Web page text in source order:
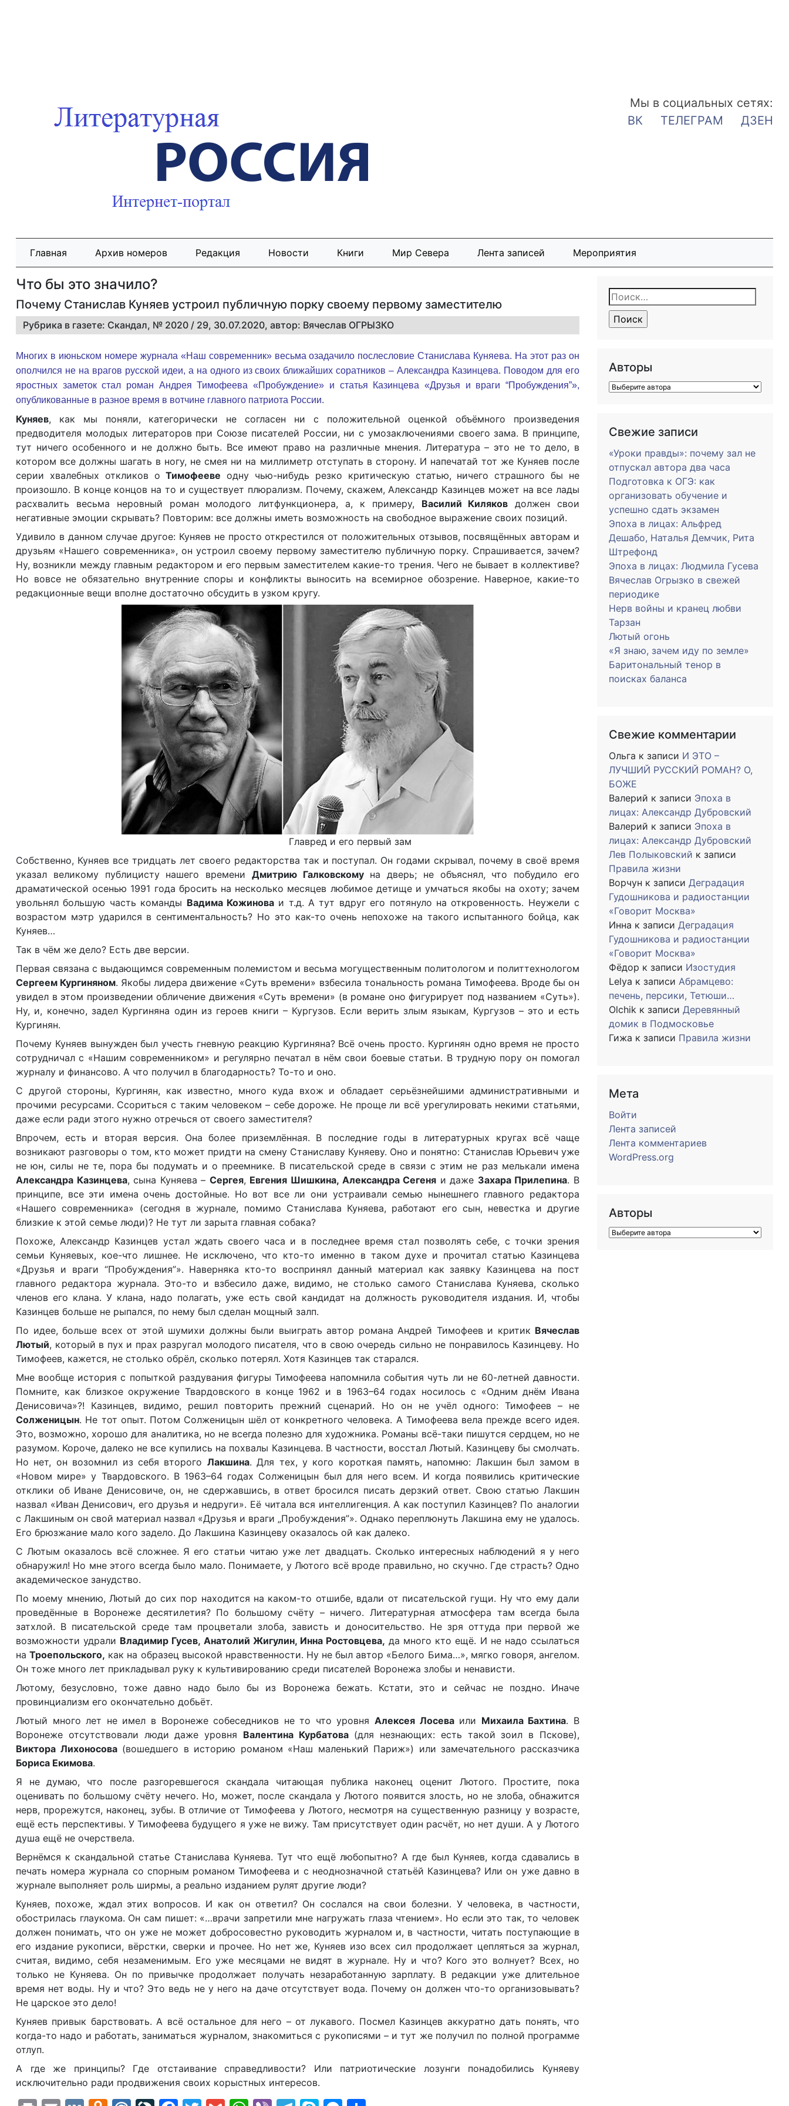
Мы в социальных сетях:
ВК
ТЕЛЕГРАМ ДЗЕН
Главная Архив номеров Редакция Новости Книги Мир Севера Лента записей Мероприятия
Что бы это значило?
Почему Станислав Куняев устроил публичную порку своему первому заместителю
Рубрика в газете: Скандал, № 2020 / 29, 30.07.2020, автор: Вячеслав ОГРЫЗКО
Многих в июньском номере журнала «Наш современник» весьма озадачило послесловие Станислава Куняева. На этот раз он
ополчился не на врагов русской идеи, а на одного из своих ближайших соратников – Александра Казинцева. Поводом для его
яростных заметок стал роман Андрея Тимофеева «Пробуждение» и статья Казинцева «Друзья и враги “Пробуждения”»,
опубликованные в разное время в вотчине главного патриота России.
Куняев, как мы поняли, категорически не согласен ни с положительной оценкой объёмного произведения
предводителя молодых литераторов при Союзе писателей России, ни с умозаключениями своего зама. В принципе,
тут ничего особенного и не должно быть. Все имеют право на различные мнения. Литература – это не то дело, в
котором все должны шагать в ногу, не смея ни на миллиметр отступать в сторону. И напечатай тот же Куняев после
серии хвалебных откликов оТимофееве одну чью-нибудь резко критическую статью, ничего страшного бы не
произошло. В конце концов на то и существует плюрализм. Почему, скажем, Александр Казинцев может на все лады
расхвалить весьма неровный роман молодого литфункционера, а, к примеру, Василий Киляков должен свои
негативные эмоции скрывать? Повторим: все должны иметь возможность на свободное выражение своих позиций.
Удивило в данном случае другое: Куняев не просто открестился от положительных отзывов, посвящённых авторам и
друзьям «Нашего современника», он устроил своему первому заместителю публичную порку. Спрашивается, зачем?
Ну, возникли между главным редактором и его первым заместителем какие-то трения. Чего не бывает в коллективе?
Но вовсе не обязательно внутренние споры и конфликты выносить на всемирное обозрение. Наверное, какие-то
редакционные вещи вполне достаточно обсудить в узком кругу.
Главред и его первый зам
Собственно, Куняев все тридцать лет своего редакторства так и поступал. Он годами скрывал, почему в своё время
указал великому публицисту нашего времени Дмитрию Галковскомуна дверь; не объяснял, что побудило его
драматической осенью 1991 года бросить на несколько месяцев любимое детище и умчаться якобы на охоту; зачем
увольнял большую часть команды Вадима Кожиноваи т.д. А тут вдруг его потянуло на откровенность. Неужели с
возрастом мэтр ударился в сентиментальность? Но это как-то очень непохоже на такого испытанного бойца, как
Куняев…
Так в чём же дело? Есть две версии.
Первая связана с выдающимся современным полемистом и весьма могущественным политологом и политтехнологом
Сергеем Кургиняном. Якобы лидера движение «Суть времени» взбесила тональность романа Тимофеева. Вроде бы он
увидел в этом произведении обличение движения «Суть времени» (в романе оно фигурирует под названием «Суть»).
Ну, и, конечно, задел Кургиняна один из героев книги – Кургузов. Если верить злым языкам, Кургузов – это и есть
Кургинян.
Почему Куняев вынужден был учесть гневную реакцию Кургиняна? Всё очень просто. Кургинян одно время не просто
сотрудничал с «Нашим современником» и регулярно печатал в нём свои боевые статьи. В трудную пору он помогал
журналу и финансово. А что получил в благодарность? То-то и оно.
С другой стороны, Кургинян, как известно, много куда вхож и обладает серьёзнейшими административными и
прочими ресурсами. Ссориться с таким человеком – себе дороже. Не проще ли всё урегулировать некими статьями,
даже если ради этого нужно отречься от своего заместителя?
Впрочем, есть и вторая версия. Она более приземлённая. В последние годы в литературных кругах всё чаще
возникают разговоры о том, кто может придти на смену Станиславу Куняеву. Оно и понятно: Станислав Юрьевич уже
не юн, силы не те, пора бы подумать и о преемнике. В писательской среде в связи с этим не раз мелькали имена
Александра Казинцева, сына Куняева – Сергея, Евгения Шишкина, Александра Сегеня и даже Захара Прилепина. В
принципе, все эти имена очень достойные. Но вот все ли они устраивали семью нынешнего главного редактора
«Нашего современника» (сегодня в журнале, помимо Станислава Куняева, работают его сын, невестка и другие
близкие к этой семье люди)? Не тут ли зарыта главная собака?
Похоже, Александр Казинцев устал ждать своего часа и в последнее время стал позволять себе, с точки зрения
семьи Куняевых, кое-что лишнее. Не исключено, что кто-то именно в таком духе и прочитал статью Казинцева
«Друзья и враги “Пробуждения”». Наверняка кто-то воспринял данный материал как заявку Казинцева на пост
главного редактора журнала. Это-то и взбесило даже, видимо, не столько самого Станислава Куняева, сколько
членов его клана. У клана, надо полагать, уже есть свой кандидат на должность руководителя издания. И, чтобы
Казинцев больше не рыпался, по нему был сделан мощный залп.
По идее, больше всех от этой шумихи должны были выиграть автор романа Андрей Тимофеев и критик Вячеслав
Лютый, который в пух и прах разругал молодого писателя, что в свою очередь сильно не понравилось Казинцеву. Но
Тимофеев, кажется, не столько обрёл, сколько потерял. Хотя Казинцев так старался.
Мне вообще история с попыткой раздувания фигуры Тимофеева напомнила события чуть ли не 60-летней давности.
Помните, как близкое окружение Твардовского в конце 1962 и в 1963–64 годах носилось с «Одним днём Ивана
Денисовича»?! Казинцев, видимо, решил повторить прежний сценарий. Но он не учёл одного: Тимофеев – не
Солженицын. Не тот опыт. Потом Солженицын шёл от конкретного человека. А Тимофеева вела прежде всего идея.
Это, возможно, хорошо для аналитика, но не всегда полезно для художника. Романы всё-таки пишутся сердцем, но не
разумом. Короче, далеко не все купились на похвалы Казинцева. В частности, восстал Лютый. Казинцеву бы смолчать.
Но нет, он возомнил из себя второго Лакшина. Для тех, у кого короткая память, напомню: Лакшин был замом в
«Новом мире» у Твардовского. В 1963–64 годах Солженицын был для него всем. И когда появились критические
отклики об Иване Денисовиче, он, не сдержавшись, в ответ бросился писать дерзкий ответ. Свою статью Лакшин
назвал «Иван Денисович, его друзья и недруги». Её читала вся интеллигенция. А как поступил Казинцев? По аналогии
с Лакшиным он свой материал назвал «Друзья и враги „Пробуждения”». Однако переплюнуть Лакшина ему не удалось.
Его брюзжание мало кого задело. До Лакшина Казинцеву оказалось ой как далеко.
С Лютым оказалось всё сложнее. Я его статьи читаю уже лет двадцать. Сколько интересных наблюдений я у него
обнаружил! Но мне этого всегда было мало. Понимаете, у Лютого всё вроде правильно, но скучно. Где страсть? Одно
академическое занудство.
По моему мнению, Лютый до сих пор находится на каком-то отшибе, вдали от писательской гущи. Ну что ему дали
проведённые в Воронеже десятилетия? По большому счёту – ничего. Литературная атмосфера там всегда была
затхлой. В писательской среде там процветали злоба, зависть и доносительство. Не зря оттуда при первой же
возможности удрали Владимир Гусев, Анатолий Жигулин, Инна Ростовцева, да много кто ещё. И не надо ссылаться
наТроепольского, как на образец высокой нравственности. Ну не был автор «Белого Бима…», мягко говоря, ангелом.
Он тоже много лет прикладывал руку к культивированию среди писателей Воронежа злобы и ненависти.
Лютому, безусловно, тоже давно надо было бы из Воронежа бежать. Кстати, это и сейчас не поздно. Иначе
провинциализм его окончательно добьёт.
Лютый много лет не имел в Воронеже собеседников не то что уровняАлексея Лосеваили Михаила Бахтина. В
Воронеже отсутствовали люди даже уровня Валентина Курбатова(для незнающих: есть такой зоил в Пскове),
Виктора Лихоносова(вошедшего в историю романом «Наш маленький Париж») или замечательного рассказчика
Бориса Екимова.
Я не думаю, что после разгоревшегося скандала читающая публика наконец оценит Лютого. Простите, пока
оценивать по большому счёту нечего. Но, может, после скандала у Лютого появится злость, но не злоба, обнажится
нерв, прорежутся, наконец, зубы. В отличие от Тимофеева у Лютого, несмотря на существенную разницу у возрасте,
ещё есть перспективы. У Тимофеева будущего я уже не вижу. Там присутствует один расчёт, но нет души. А у Лютого
душа ещё не очерствела.
Вернёмся к скандальной статье Станислава Куняева. Тут что ещё любопытно? А где был Куняев, когда сдавались в
печать номера журнала со спорным романом Тимофеева и с неоднозначной статьёй Казинцева? Или он уже давно в
журнале выполняет роль ширмы, а реально изданием рулят другие люди?
Куняев, похоже, ждал этих вопросов. И как он ответил? Он сослался на свои болезни. У человека, в частности,
обострилась глаукома. Он сам пишет: «…врачи запретили мне нагружать глаза чтением». Но если это так, то человек
должен понимать, что он уже не может добросовестно руководить журналом и, в частности, читать поступающие в
его издание рукописи, вёрстки, сверки и прочее. Но нет же, Куняев изо всех сил продолжает цепляться за журнал,
считая, видимо, себя незаменимым. Его уже месяцами не видят в журнале. Ну и что? Кого это волнует? Всех, но
только не Куняева. Он по привычке продолжает получать незаработанную зарплату. В редакции уже длительное
время нет воды. Ну и что? Это ведь не у него на даче отсутствует вода. Почему он должен что-то организовывать?
Не царское это дело!
Куняев привык барствовать. А всё остальное для него – от лукавого. Посмел Казинцев аккуратно дать понять, что
когда-то надо и работать, заниматься журналом, знакомиться с рукописями – и тут же получил по полной программе
отлуп.
А где же принципы? Где отстаивание справедливости? Или патриотические лозунги понадобились Куняеву
исключительно ради продвижения своих корыстных интересов.
Найти:
Авторы
Свежие записи
«Уроки правды»: почему зал не
отпускал автора два часа
Подготовка к ОГЭ: как
организовать обучение и
успешно сдать экзамен
Эпоха в лицах: Альфред
Дешабо, Наталья Демчик, Рита
Штрефонд
Эпоха в лицах: Людмила Гусева
Вячеслав Огрызко в свежей
периодике
Нерв войны и кранец любви
Тарзан
Лютый огонь
«Я знаю, зачем иду по земле»
Баритональный тенор в
поисках баланса
Свежие комментарии
Ольга к записи И ЭТО –
ЛУЧШИЙ РУССКИЙ РОМАН? О,
БОЖЕ
Валерий к записи Эпоха в
лицах: Александр Дубровский
Валерий к записи Эпоха в
лицах: Александр Дубровский
Лев Полыковский к записи
Правила жизни
Ворчун к записи Деградация
Гудошникова и радиостанции
«Говорит Москва»
Инна к записи Деградация
Гудошникова и радиостанции
«Говорит Москва»
Фёдор к записи Изостудия
Lelya к записи Абрамцево:
печень, персики, Тетюши…
Olchik к записи Деревянный
домик в Подмосковье
Гижа к записи Правила жизни
Мета
Войти
Лента записей
Лента комментариев
WordPress.org
Авторы